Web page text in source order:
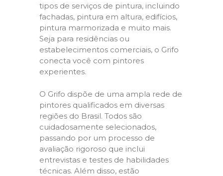
tipos de serviços de pintura, incluindo
fachadas, pintura em altura, edifícios,
pintura marmorizada e muito mais.
Seja para residências ou
estabelecimentos comerciais, o Grifo
conecta você com pintores
experientes.
O Grifo dispõe de uma ampla rede de
pintores qualificados em diversas
regiões do Brasil. Todos são
cuidadosamente selecionados,
passando por um processo de
avaliação rigoroso que inclui
entrevistas e testes de habilidades
técnicas. Além disso, estão